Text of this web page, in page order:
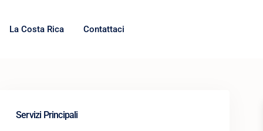
La Costa Rica Contattaci
Servizi Principali